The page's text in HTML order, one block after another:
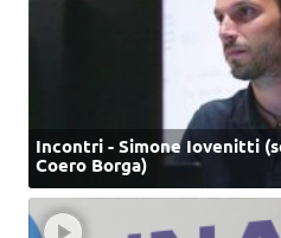
Incontri - Simone Iovenitti
Coero Borga)